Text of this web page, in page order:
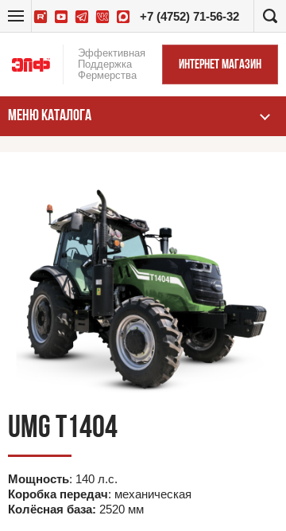
+7 (4752) 71-56-32
Эффективная
Поддержка
Фермерства
ИНТЕРНЕТ МАГАЗИН
МЕНЮ КАТАЛОГА
UMG T1404
Мощность: 140 л.с.
Коробка передач: механическая
Колёсная база: 2520 мм